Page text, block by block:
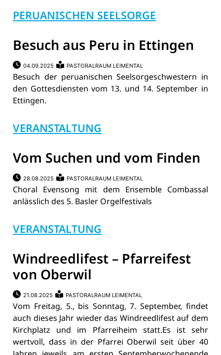
PERUANISCHEN SEELSORGE
Besuch aus Peru in Ettingen
04.09.2025 PASTORALRAUM LEIMENTAL
Besuch der peruanischen Seelsorgeschwestern in
den Gottesdiensten vom 13. und 14. September in
Ettingen.
VERANSTALTUNG
Vom Suchen und vom Finden
28.08.2025 PASTORALRAUM LEIMENTAL
Choral Evensong mit dem Ensemble Combassal
anlässlich des 5. Basler Orgelfestivals
VERANSTALTUNG
Windreedlifest – Pfarreifest
von Oberwil
21.08.2025 PASTORALRAUM LEIMENTAL
Vom Freitag, 5., bis Sonntag, 7. September, findet
auch dieses Jahr wieder das Windreedlifest auf dem
Kirchplatz und im Pfarreiheim statt.Es ist sehr
wertvoll, dass in der Pfarrei Oberwil seit über 40